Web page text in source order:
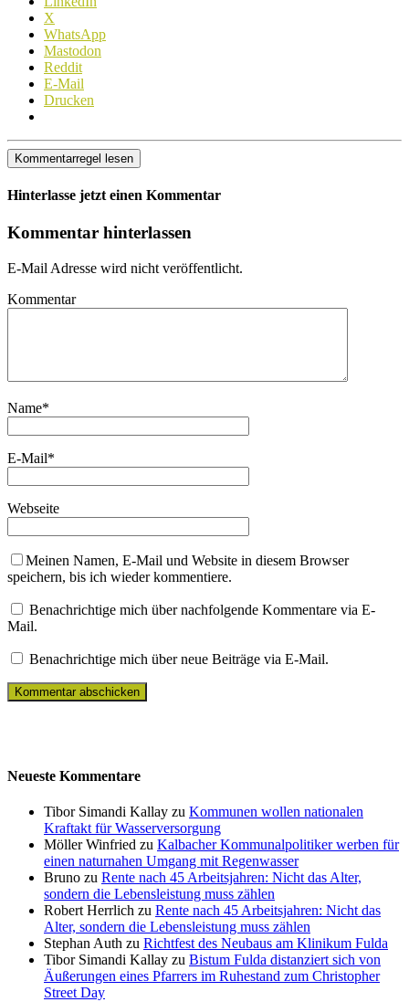
X
WhatsApp
Mastodon
Reddit
E-Mail
Drucken
Kommentarregel lesen
Hinterlasse jetzt einen Kommentar
Kommentar hinterlassen
E-Mail Adresse wird nicht veröffentlicht.
Kommentar
Name*
E-Mail*
Webseite
Meinen Namen, E-Mail und Website in diesem Browser
speichern, bis ich wieder kommentiere.
Benachrichtige mich über nachfolgende Kommentare via E-
Mail.
Benachrichtige mich über neue Beiträge via E-Mail.
Neueste Kommentare
Tibor Simandi Kallay zu Kommunen wollen nationalen
Kraftakt für Wasserversorgung
Möller Winfried zu Kalbacher Kommunalpolitiker werben für
einen naturnahen Umgang mit Regenwasser
Bruno zu Rente nach 45 Arbeitsjahren: Nicht das Alter,
sondern die Lebensleistung muss zählen
Robert Herrlich zu Rente nach 45 Arbeitsjahren: Nicht das
Alter, sondern die Lebensleistung muss zählen
Stephan Auth zu Richtfest des Neubaus am Klinikum Fulda
Tibor Simandi Kallay zu Bistum Fulda distanziert sich von
Äußerungen eines Pfarrers im Ruhestand zum Christopher
Street Day